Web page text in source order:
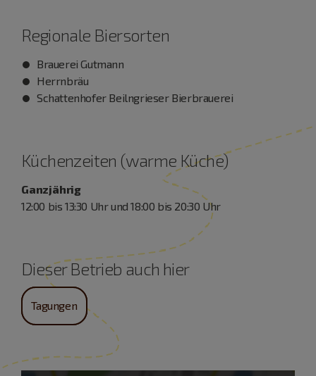
Regionale Biersorten
Brauerei Gutmann
Herrnbräu
Schattenhofer Beilngrieser Bierbrauerei
Küchenzeiten (warme Küche)
Ganzjährig
12:00 bis 13:30 Uhr und 18:00 bis 20:30 Uhr
Dieser Betrieb auch hier
Tagungen